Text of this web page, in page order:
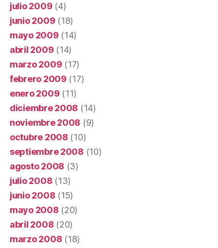
julio 2009 (4)
junio 2009 (18)
mayo 2009 (14)
abril 2009 (14)
marzo 2009 (17)
febrero 2009 (17)
enero 2009 (11)
diciembre 2008 (14)
noviembre 2008 (9)
octubre 2008 (10)
septiembre 2008 (10)
agosto 2008 (3)
julio 2008 (13)
junio 2008 (15)
mayo 2008 (20)
abril 2008 (20)
marzo 2008 (18)